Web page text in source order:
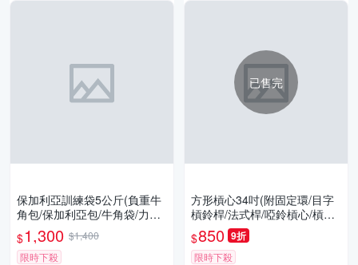
保加利亞訓練袋5公斤(負重牛
角包/保加利亞包/牛角袋/力量
訓練袋/重訓/深蹲神器/GetSpo
rt)
$1,300 $1,400
限時下殺
已售完
方形槓心34吋(附固定環/目字
槓鈴桿/法式桿/啞鈴槓心/槓片
桿/舉重桿/四方盤桿/環形槓心/
GetSport)
$850 9折
限時下殺